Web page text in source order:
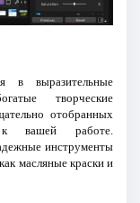
в выразительные
творческие
отобранных
вашей работе.
инструменты
масляные краски и